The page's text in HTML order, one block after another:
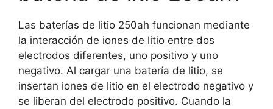
Las baterías de litio 250ah funcionan mediante
la interacción de iones de litio entre dos
electrodos diferentes, uno positivo y uno
negativo. Al cargar una batería de litio, se
insertan iones de litio en el electrodo negativo y
se liberan del electrodo positivo. Cuando la